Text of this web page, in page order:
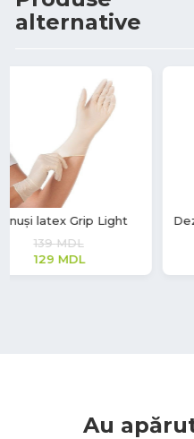
alternative
Dezinfectant Alcool pentru
311
Au